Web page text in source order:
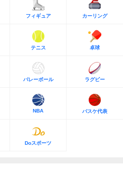
フィギュア カーリング
テニス 卓球
バレーボール ラグビー
NBA バスケ代表
Doスポーツ